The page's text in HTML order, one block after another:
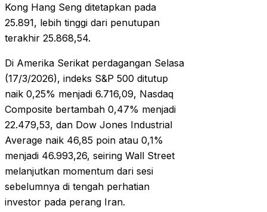
Kong Hang Seng ditetapkan pada
25.891, lebih tinggi dari penutupan
terakhir 25.868,54.
Di Amerika Serikat perdagangan Selasa
(17/3/2026), indeks S&P 500 ditutup
naik 0,25% menjadi 6.716,09, Nasdaq
Composite bertambah 0,47% menjadi
22.479,53, dan Dow Jones Industrial
Average naik 46,85 poin atau 0,1%
menjadi 46.993,26, seiring Wall Street
melanjutkan momentum dari sesi
sebelumnya di tengah perhatian
investor pada perang Iran.